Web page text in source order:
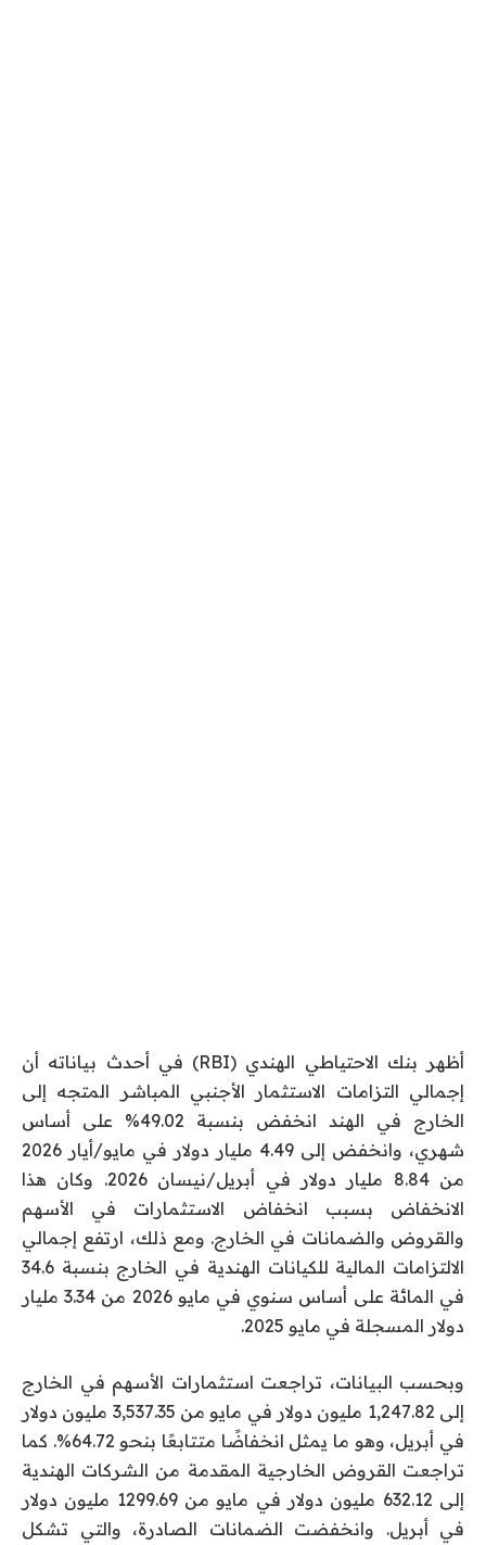
أظهر بنك الاحتياطي الهندي (RBI) في أحدث بياناته أن
إجمالي التزامات الاستثمار الأجنبي المباشر المتجه إلى
الخارج في الهند انخفض بنسبة 49.02% على أساس
شهري، وانخفض إلى 4.49 مليار دولار في مايو/أيار 2026
من 8.84 مليار دولار في أبريل/نيسان 2026. وكان هذا
الانخفاض بسبب انخفاض الاستثمارات في الأسهم
والقروض والضمانات في الخارج. ومع ذلك، ارتفع إجمالي
الالتزامات المالية للكيانات الهندية في الخارج بنسبة 34.6
في المائة على أساس سنوي في مايو 2026 من 3.34 مليار
دولار المسجلة في مايو 2025.
وبحسب البيانات، تراجعت استثمارات الأسهم في الخارج
إلى 1,247.82 مليون دولار في مايو من 3,537.35 مليون دولار
في أبريل، وهو ما يمثل انخفاضًا متتابعًا بنحو 64.72%. كما
تراجعت القروض الخارجية المقدمة من الشركات الهندية
إلى 632.12 مليون دولار في مايو من 1299.69 مليون دولار
في أبريل. وانخفضت الضمانات الصادرة، والتي تشكل